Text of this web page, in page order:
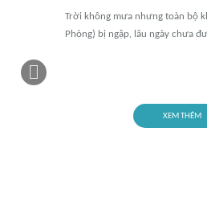
Trời không mưa nhưng toàn bộ
Phòng) bị ngập, lâu ngày chưa
XEM THÊM